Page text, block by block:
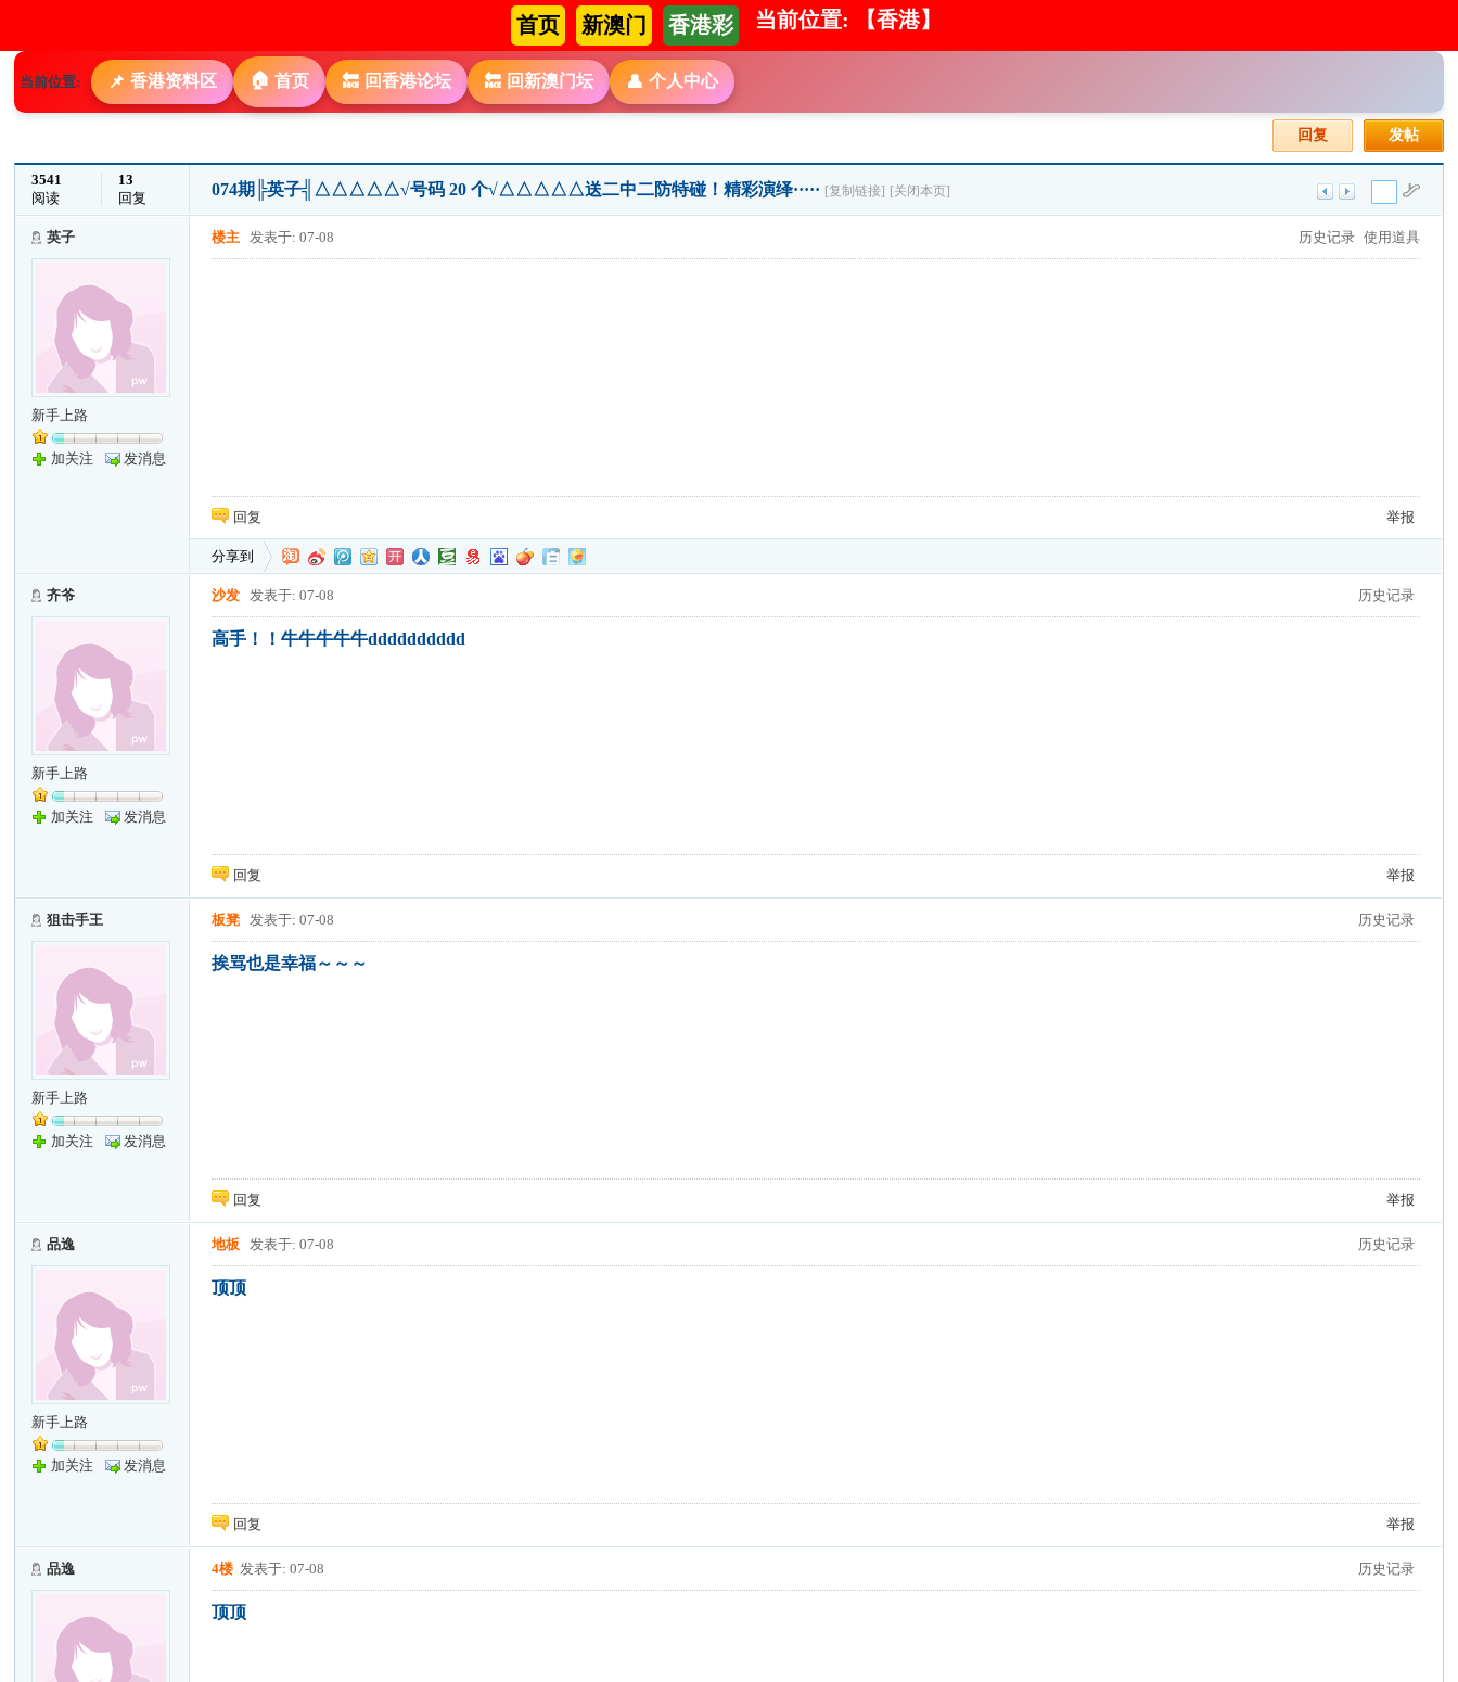
首页 新澳门 香港彩 当前位置: 【香港】
当前位置: 📌 香港资料区 🏠 首页 🔙 回香港论坛 🔙 回新澳门坛 👤 个人中心
发帖
回复
3541
阅读
13
回复
074期╠英子╣△△△△△√号码 20 个√△△△△△送二中二防特碰！精彩演绎····· [复制链接] [关闭本页]
英子
新手上路
加关注 发消息
历史记录 使用道具
楼主 发表于: 07-08
回复 举报
分享到
齐爷
新手上路
加关注 发消息
历史记录
沙发 发表于: 07-08
高手！！牛牛牛牛牛dddddddddd
回复 举报
狙击手王
新手上路
加关注 发消息
历史记录
板凳 发表于: 07-08
挨骂也是幸福～～～
回复 举报
品逸
新手上路
加关注 发消息
历史记录
地板 发表于: 07-08
顶顶
回复 举报
品逸 历史记录
4楼 发表于: 07-08
顶顶